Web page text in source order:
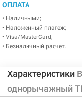
ОПЛАТА
• Наличными;
• Наложенный платеж;
• Visa/MasterCard;
• Безналичный расчет.
Характеристики
однорычажный